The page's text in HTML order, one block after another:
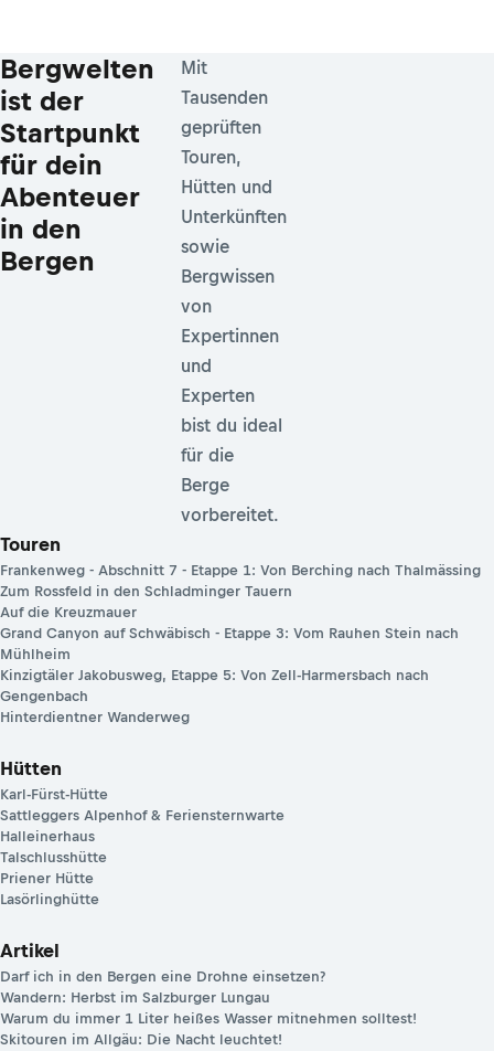
Bergwelten
ist der
Startpunkt
für dein
Abenteuer
in den
Bergen
Mit
Tausenden
geprüften
Touren,
Hütten und
Unterkünften
sowie
Bergwissen
von
Expertinnen
und
Experten
bist du ideal
für die
Berge
vorbereitet.
Touren
Frankenweg - Abschnitt 7 - Etappe 1: Von Berching nach Thalmässing
Zum Rossfeld in den Schladminger Tauern
Auf die Kreuzmauer
Grand Canyon auf Schwäbisch - Etappe 3: Vom Rauhen Stein nach
Mühlheim
Kinzigtäler Jakobusweg, Etappe 5: Von Zell-Harmersbach nach
Gengenbach
Hinterdientner Wanderweg
Hütten
Karl-Fürst-Hütte
Sattleggers Alpenhof & Feriensternwarte
Halleinerhaus
Talschlusshütte
Priener Hütte
Lasörlinghütte
Artikel
Darf ich in den Bergen eine Drohne einsetzen?
Wandern: Herbst im Salzburger Lungau
Warum du immer 1 Liter heißes Wasser mitnehmen solltest!
Skitouren im Allgäu: Die Nacht leuchtet!